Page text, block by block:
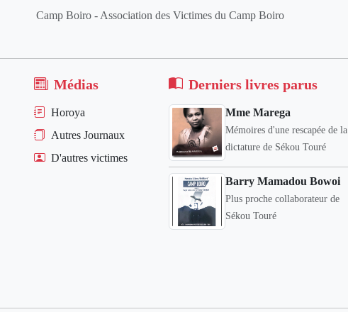
Camp Boiro - Association des Victimes du Camp Boiro
Médias
Horoya
Autres Journaux
D'autres victimes
Derniers livres parus
Mme Marega
Mémoires d'une rescapée de la
dictature de Sékou Touré
Barry Mamadou Bowoi
Plus proche collaborateur de
Sékou Touré